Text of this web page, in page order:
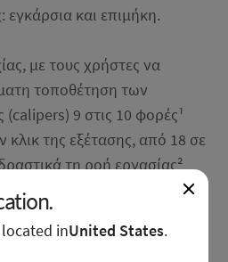
και επιμήκη.
με τους χρήστες να
τοποθέτηση των
9 στις 10 φορές¹
κλικ της εξέτασης, από 18 σε
τη ροή εργασίας²
inUnited States.